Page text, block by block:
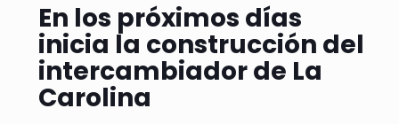
En los próximos días
inicia la construcción del
intercambiador de La
Carolina